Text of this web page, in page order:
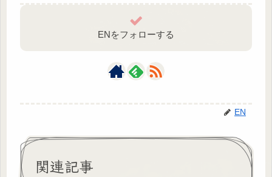
ENをフォローする
EN
関連記事